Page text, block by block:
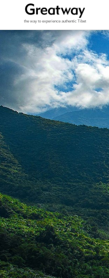
the way to experience authentic Tibet